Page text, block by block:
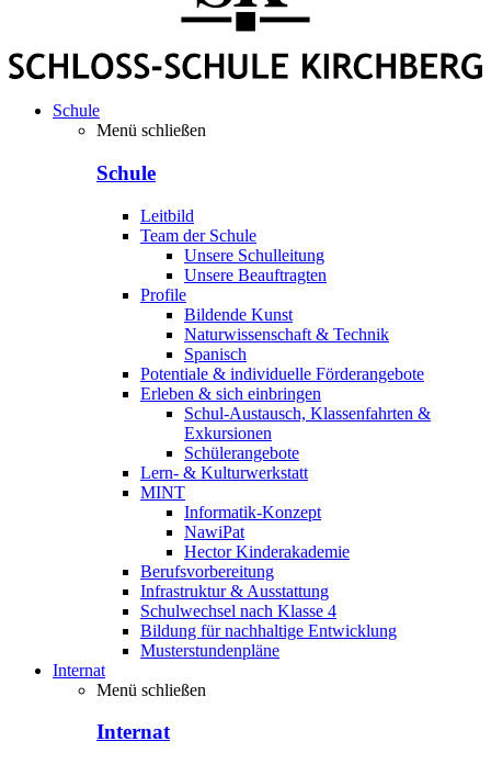
Schule
Menü schließen
Schule
Leitbild
Team der Schule
Unsere Schulleitung
Unsere Beauftragten
Profile
Bildende Kunst
Naturwissenschaft & Technik
Spanisch
Potentiale & individuelle Förderangebote
Erleben & sich einbringen
Schul-Austausch, Klassenfahrten &
Exkursionen
Schülerangebote
Lern- & Kulturwerkstatt
MINT
Informatik-Konzept
NawiPat
Hector Kinderakademie
Berufsvorbereitung
Infrastruktur & Ausstattung
Schulwechsel nach Klasse 4
Bildung für nachhaltige Entwicklung
Musterstundenpläne
Internat
Menü schließen
Internat